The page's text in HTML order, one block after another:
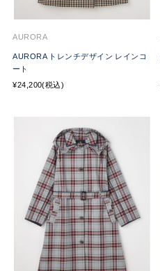
AURORA
AURORA トレンチデザイン レインコ
ート
¥24,200(税込)